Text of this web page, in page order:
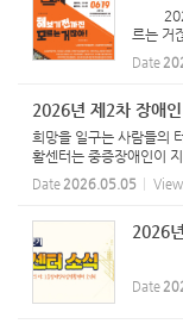
2026
르는 거
러분을
사랑, 공
Date
2026년 제2차 장애
희망을 일구는 사람들의
활센터는 중증장애인이
강화와 더불어 차별적 사
습니다. 자립생...
Date 2026.05.05
2026
Date